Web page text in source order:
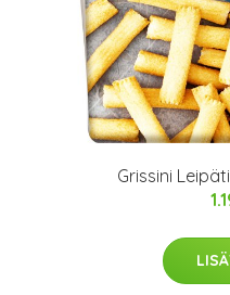
Grissini